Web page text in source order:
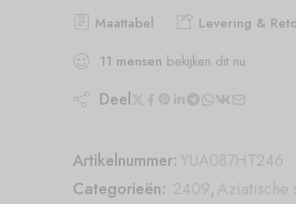
Maattabel Levering &
11 mensen bekijken dit nu
Deel
Artikelnummer:YUA087HT246
Categorieën: 2409,Aziatische